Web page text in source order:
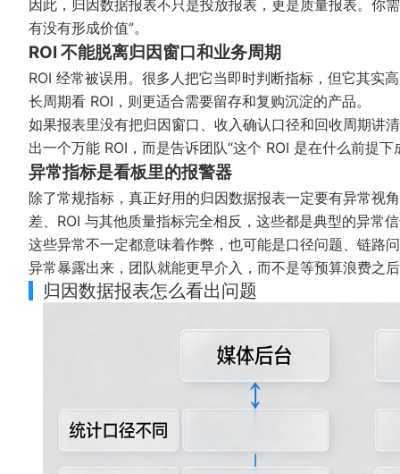
因此，归因数据报表不只是投放报表，更是质量报表。你
有没有形成价值”。
ROI 不能脱离归因窗口和业务周期
ROI 经常被误用。很多人把它当即时判断指标，但它其实
长周期看 ROI，则更适合需要留存和复购沉淀的产品。
如果报表里没有把归因窗口、收入确认口径和回收周期讲
出一个万能 ROI，而是告诉团队“这个 ROI 是在什么前提下
异常指标是看板里的报警器
除了常规指标，真正好用的归因数据报表一定要有异常视
差、ROI 与其他质量指标完全相反，这些都是典型的异常
这些异常不一定都意味着作弊，也可能是口径问题、链路
异常暴露出来，团队就能更早介入，而不是等预算浪费之
归因数据报表怎么看出问题